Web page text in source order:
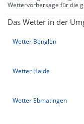
Wettervorhersage für die
Das Wetter in der
Wetter Benglen
Wetter Halde
Wetter Ebmatingen